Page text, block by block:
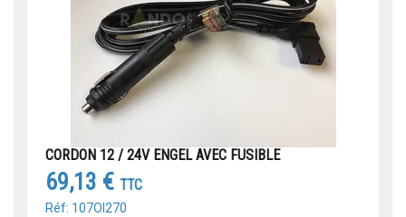
CORDON 12 / 24V ENGEL AVEC FUSIBLE
69,13 € TTC
Réf: 107OI270